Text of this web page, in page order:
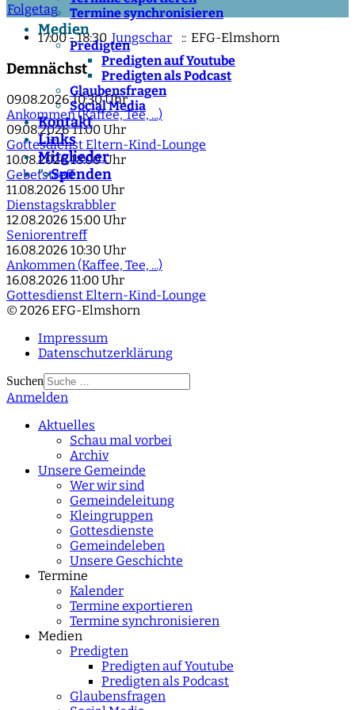
Termine synchronisieren
Medien
Predigten
Predigten auf Youtube
Predigten als Podcast
Glaubensfragen
Social Media
Kontakt
Links
Mitglieder
">Spenden
Folgetag
17:00 - 18:30Jungschar :: EFG-Elmshorn
Demnächst
09.08.2026 10:30 Uhr
Ankommen (Kaffee, Tee, ...)
09.08.2026 11:00 Uhr
Gottesdienst Eltern-Kind-Lounge
10.08.2026 18:00 Uhr
Gebetstreff
11.08.2026 15:00 Uhr
Dienstagskrabbler
12.08.2026 15:00 Uhr
Seniorentreff
16.08.2026 10:30 Uhr
Ankommen (Kaffee, Tee, ...)
16.08.2026 11:00 Uhr
Gottesdienst Eltern-Kind-Lounge
© 2026 EFG-Elmshorn
Impressum
Datenschutzerklärung
Suchen
Type 2 or more
Anmelden
Aktuelles
Schau mal vorbei
Archiv
Unsere Gemeinde
Wer wir sind
Gemeindeleitung
Kleingruppen
Gottesdienste
Gemeindeleben
Unsere Geschichte
Termine
Kalender
Termine exportieren
Termine synchronisieren
Medien
Predigten
Predigten auf Youtube
Predigten als Podcast
Glaubensfragen